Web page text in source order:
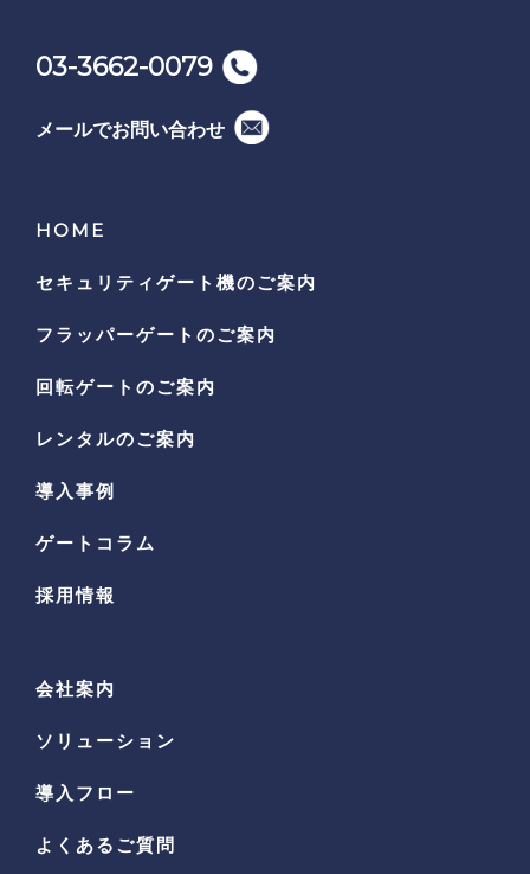
03-3662-0079
メールでお問い合わせ
HOME
セキュリティゲート機のご案内
フラッパーゲートのご案内
回転ゲートのご案内
レンタルのご案内
導入事例
ゲートコラム
採用情報
会社案内
ソリューション
導入フロー
よくあるご質問